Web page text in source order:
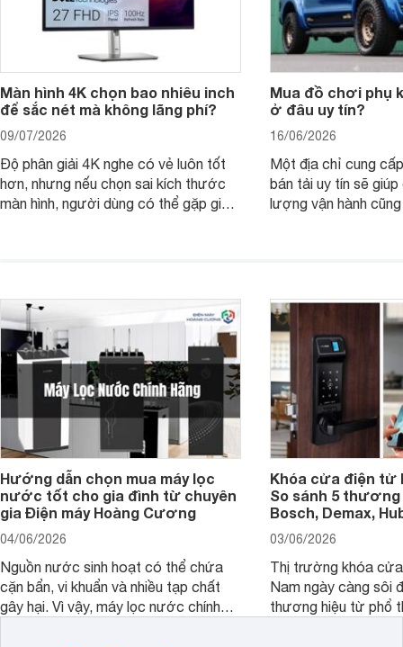
Màn hình 4K chọn bao nhiêu inch
để sắc nét mà không lãng phí?
09/07/2026
Độ phân giải 4K nghe có vẻ luôn tốt
hơn, nhưng nếu chọn sai kích thước
màn hình, người dùng có thể gặp giao
Mua đồ chơi phụ
ở đâu uy tín?
16/06/2026
Một địa chỉ cung
bán tải uy tín sẽ
lượng vận hành
Hướng dẫn chọn mua máy lọc
nước tốt cho gia đình từ chuyên
gia Điện máy Hoàng Cương
04/06/2026
Nguồn nước sinh hoạt có thể chứa
cặn bẩn, vi khuẩn và nhiều tạp chất
gây hại. Vì vậy, máy lọc nước chính
Khóa cửa điện tử
So sánh 5 thương
Bosch, Demax,
03/06/2026
Thị trường khóa
Nam ngày càng sôi
thương hiệu từ phổ